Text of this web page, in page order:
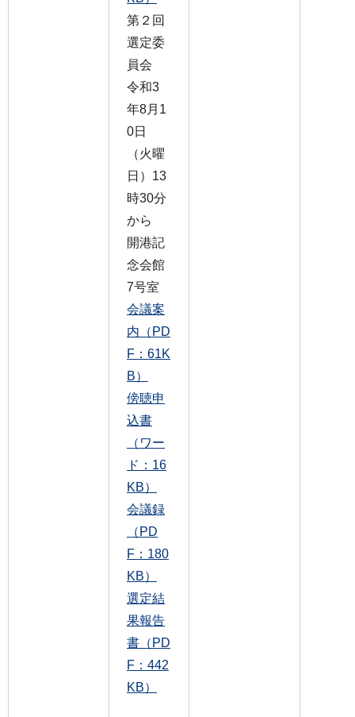
第２回
選定委
員会
令和3
年8月1
0日
（火曜
日）13
時30分
から
開港記
念会館
7号室
会議案
内（PD
F：61K
B）
傍聴申
込書
（ワー
ド：16
KB）
会議録
（PD
F：180
KB）
選定結
果報告
書（PD
F：442
KB）